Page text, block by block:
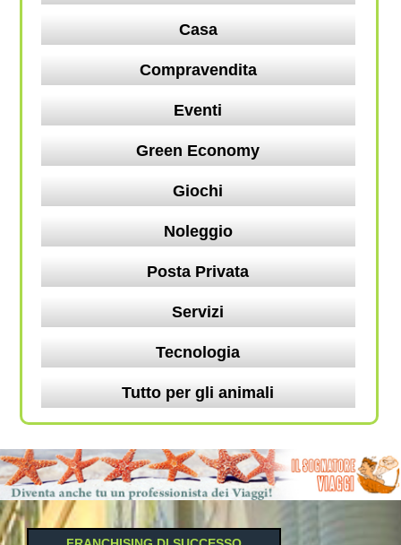
Casa
Compravendita
Eventi
Green Economy
Giochi
Noleggio
Posta Privata
Servizi
Tecnologia
Tutto per gli animali